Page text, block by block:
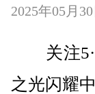
2025年05月
关注
之光闪耀